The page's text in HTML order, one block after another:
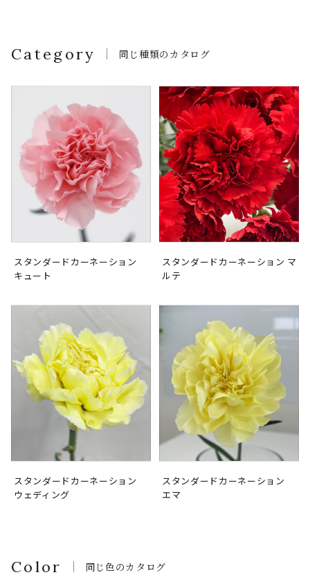
Category 同じ種類のカタログ
スタンダードカーネーション
キュート
スタンダードカーネーション マ
ルテ
スタンダードカーネーション
ウェディング
スタンダードカーネーション
エマ
Color 同じ色のカタログ